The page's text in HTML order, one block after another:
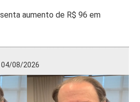
aumento de R$ 96 em
04/08/2026